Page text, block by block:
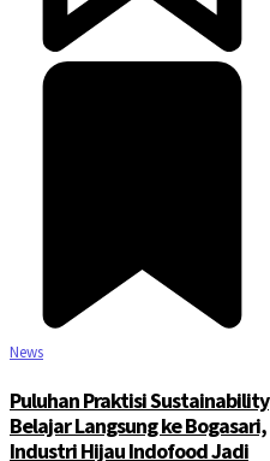
News
Puluhan Praktisi Sustainability
Belajar Langsung ke Bogasari,
Industri Hijau Indofood Jadi